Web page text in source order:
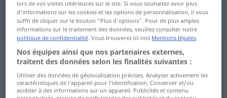
fatalday Unglückstag
Exemples de phrases de sources
extérieures pour "Unglückstag"
(non vérifiés par la rédaction de
lors de vos visites ultérieures sur le site. Si vous souhaitez avoir plus
d'informations sur les cookies et les options de personnalisation, il vous
suffit de cliquer sur le bouton "Plus d'options". Pour de plus amples
informations sur le traitement des données, veuillez consulter notre
politique de confidentialité. Vous trouverez ici nos Mentions légales.
Nos équipes ainsi que nos partenaires externes,
traitent des données selon les finalités suivantes :
Utiliser des données de géolocalisation précises. Analyser activement les
caractéristiques de l’appareil pour l’identification. Conserver et/ou
accéder à des informations sur un appareil. Publicités et contenu